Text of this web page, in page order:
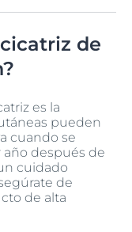
molestias
sensaciones.
a cicatrices. En
la exposición
de
es la
pueden
cuando se
después de
cuidado
de
de alta